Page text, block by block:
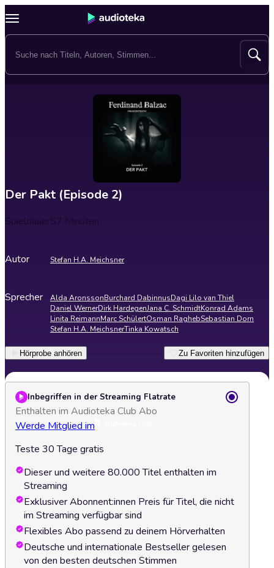
Der Pakt (Episode 2)
Spieldauer57 Minuten
Autor Stefan H.A. Meichsner
Sprecher Alda AronssonBurchard DabinnusDagi Lilo van Thiel
Daniel WernerDirk HardegenJana C. SchmidtKonrad Adams
Linita ReimannMarc SchülertOsman RaghebSebastian Dorn
Stefan H.A. MeichsnerTinka Kowatsch
Hörprobe anhören Zu Favoriten hinzufügen
Inbegriffen in der Streaming Flatrate
Enthalten im Audioteka Club Abo
Werde Mitglied im
Teste 30 Tage gratis
Dieser und weitere 80.000 Titel enthalten im
Streaming
Exklusiver Abonnent:innen Preis für Titel, die nicht
im Streaming verfügbar sind
Flexibles Abo passend zu deinem Hörverhalten
Deutsche und internationale Bestseller gelesen
von den besten deutschen Stimmen